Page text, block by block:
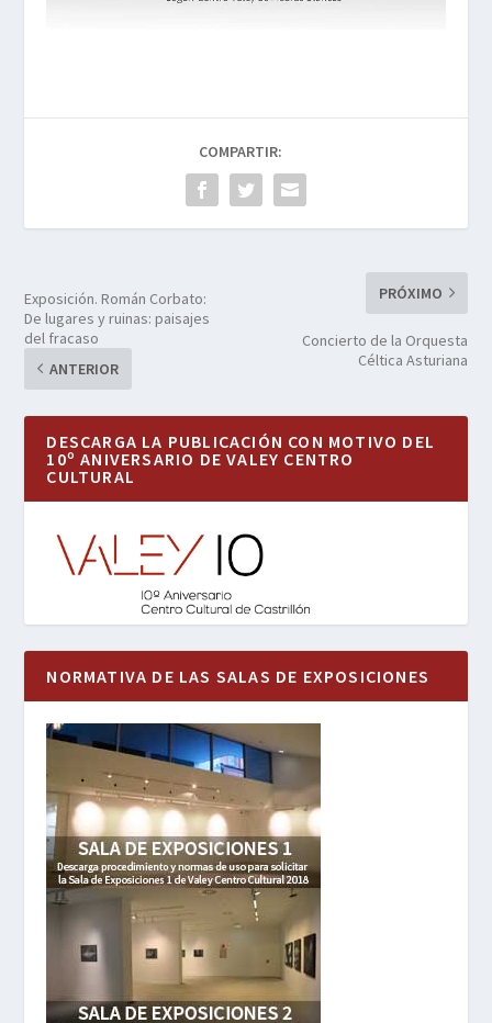
COMPARTIR:
Exposición. Román Corbato:
De lugares y ruinas: paisajes
del fracaso
ANTERIOR
PRÓXIMO
Concierto de la Orquesta
Céltica Asturiana
DESCARGA LA PUBLICACIÓN CON MOTIVO DEL
10º ANIVERSARIO DE VALEY CENTRO
CULTURAL
NORMATIVA DE LAS SALAS DE EXPOSICIONES